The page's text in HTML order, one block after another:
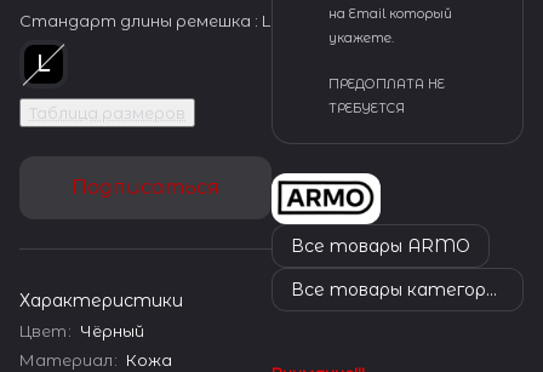
Стандарт длины ремешка : L
Таблица размеров
Подписаться
Характеристики
Цвет: Чёрный
Материал: Кожа
на Email который
укажете.
ПРЕДОПЛАТА НЕ
ТРЕБУЕТСЯ
Все товары ARMO
Все товары категории